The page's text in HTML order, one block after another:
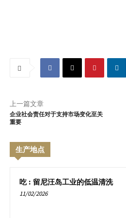
上一篇文章
企业社会责任对于支持市场变化至关
重要
生产地点
吃 : 留尼汪岛工业的低温清洗
11/02/2026